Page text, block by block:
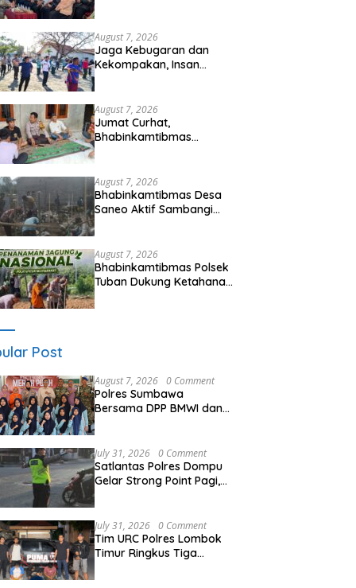
Hari Pertama Kehidupan”
August 7, 2026
Jaga Kebugaran dan
Kekompakan, Insan
August 7, 2026
Jumat Curhat,
Bhabinkamtibmas
Narkoba Demi
Kamtibmas Kondusif
August 7, 2026
Bhabinkamtibmas Desa
Saneo Aktif Sambangi
Royong Jaga Kamtibmas
August 7, 2026
Bhabinkamtibmas Polsek
Tuban Dukung Ketahanan
Post
August 7, 2026 0 Comment
Polres Sumbawa
Bersama DPP BMWI dan
Ponpes Arrahman
Hidayatullah
July 31, 2026 0 Comment
Satlantas Polres Dompu
Gelar Strong Point Pagi,
July 31, 2026 0 Comment
Tim URC Polres Lombok
Timur Ringkus Tiga